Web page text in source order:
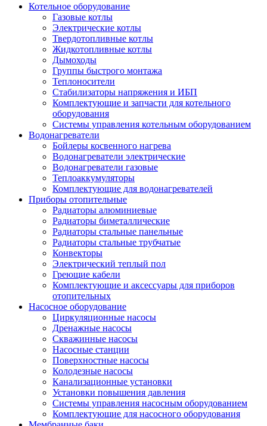
Котельное оборудование
Газовые котлы
Электрические котлы
Твердотопливные котлы
Жидкотопливные котлы
Дымоходы
Группы быстрого монтажа
Теплоносители
Стабилизаторы напряжения и ИБП
Комплектующие и запчасти для котельного
оборудования
Системы управления котельным оборудованием
Водонагреватели
Бойлеры косвенного нагрева
Водонагреватели электрические
Водонагреватели газовые
Теплоаккумуляторы
Комплектующие для водонагревателей
Приборы отопительные
Радиаторы алюминиевые
Радиаторы биметаллические
Радиаторы стальные панельные
Радиаторы стальные трубчатые
Конвекторы
Электрический теплый пол
Греющие кабели
Комплектующие и аксессуары для приборов
отопительных
Насосное оборудование
Циркуляционные насосы
Дренажные насосы
Скважинные насосы
Насосные станции
Поверхностные насосы
Колодезные насосы
Канализационные установки
Установки повышения давления
Системы управления насосным оборудованием
Комплектующие для насосного оборудования